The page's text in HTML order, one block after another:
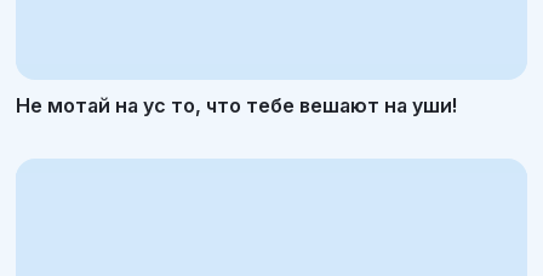
Не мотай на ус то, что тебе вешают на уши!